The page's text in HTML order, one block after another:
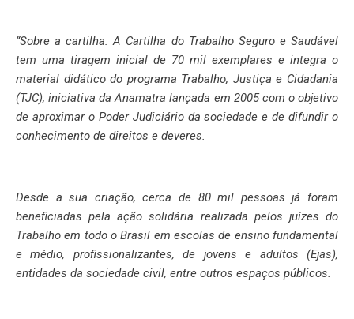
“Sobre a cartilha: A Cartilha do Trabalho Seguro e Saudável
tem uma tiragem inicial de 70 mil exemplares e integra o
material didático do programa Trabalho, Justiça e Cidadania
(TJC), iniciativa da Anamatra lançada em 2005 com o objetivo
de aproximar o Poder Judiciário da sociedade e de difundir o
conhecimento de direitos e deveres.
Desde a sua criação, cerca de 80 mil pessoas já foram
beneficiadas pela ação solidária realizada pelos juízes do
Trabalho em todo o Brasil em escolas de ensino fundamental
e médio, profissionalizantes, de jovens e adultos (Ejas),
entidades da sociedade civil, entre outros espaços públicos.